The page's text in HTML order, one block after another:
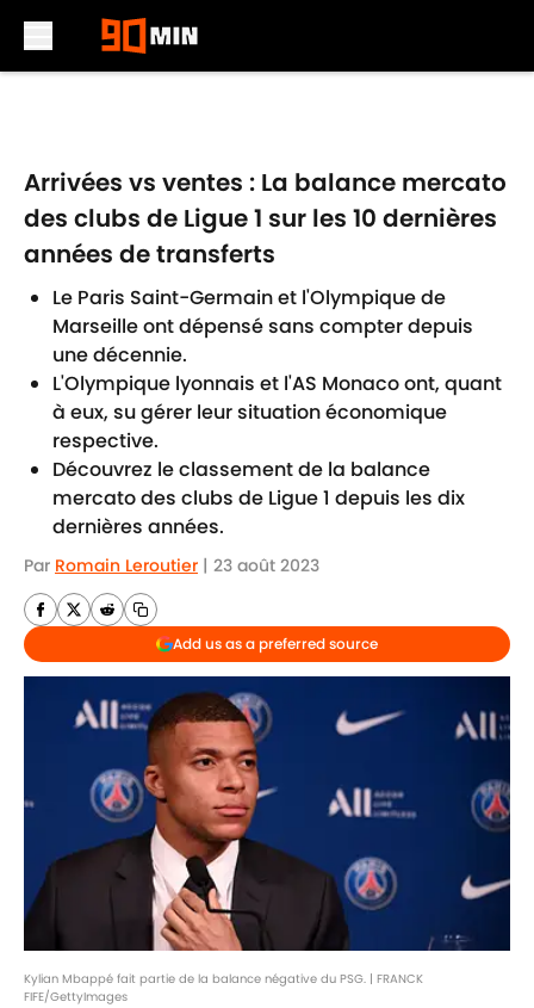
Arrivées vs ventes : La balance mercato
des clubs de Ligue 1 sur les 10 dernières
années de transferts
Le Paris Saint-Germain et l'Olympique de
Marseille ont dépensé sans compter depuis
une décennie.
L'Olympique lyonnais et l'AS Monaco ont, quant
à eux, su gérer leur situation économique
respective.
Découvrez le classement de la balance
mercato des clubs de Ligue 1 depuis les dix
dernières années.
Par Romain Leroutier | 23 août 2023
Add us as a preferred source
Kylian Mbappé fait partie de la balance négative du PSG. | FRANCK
FIFE/GettyImages